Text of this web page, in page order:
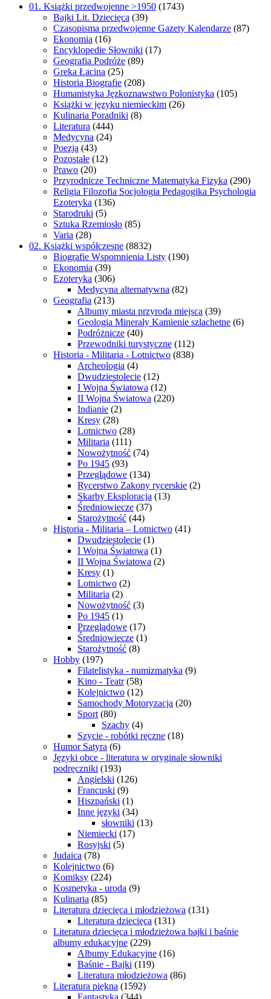
01. Książki przedwojenne >1950 (1743)
Bajki Lit. Dziecięca (39)
Czasopisma przedwojenne Gazety Kalendarze (87)
Ekonomia (16)
Encyklopedie Słowniki (17)
Geografia Podróże (89)
Greka Łacina (25)
Historia Biografie (208)
Humanistyka Jęzkoznawstwo Polonistyka (105)
Książki w języku niemieckim (26)
Kulinaria Poradniki (8)
Literatura (444)
Medycyna (24)
Poezja (43)
Pozostałe (12)
Prawo (20)
Przyrodnicze Techniczne Matematyka Fizyka (290)
Religia Filozofia Socjologia Pedagogika Psychologia
Ezoteryka (136)
Starodruki (5)
Sztuka Rzemiosło (85)
Varia (28)
02. Książki współczesne (8832)
Biografie Wspomnienia Listy (190)
Ekonomia (39)
Ezoteryka (306)
Medycyna alternatywna (82)
Geografia (213)
Albumy miasta przyroda miejsca (39)
Geologia Minerały Kamienie szlachetne (6)
Podróżnicze (40)
Przewodniki turystyczne (112)
Historia - Militaria - Lotnictwo (838)
Archeologia (4)
Dwudziestolecie (12)
I Wojna Światowa (12)
II Wojna Światowa (220)
Indianie (2)
Kresy (28)
Lotnictwo (28)
Militaria (111)
Nowożytność (74)
Po 1945 (93)
Przeglądowe (134)
Rycerstwo Zakony rycerskie (2)
Skarby Eksploracja (13)
Średniowiecze (37)
Starożytność (44)
Historia - Militaria – Lotnictwo (41)
Dwudziestolecie (1)
I Wojna Światowa (1)
II Wojna Światowa (2)
Kresy (1)
Lotnictwo (2)
Militaria (2)
Nowożytność (3)
Po 1945 (1)
Przeglądowe (17)
Średniowiecze (1)
Starożytność (8)
Hobby (197)
Filatelistyka - numizmatyka (9)
Kino - Teatr (58)
Kolejnictwo (12)
Samochody Motoryzacja (20)
Sport (80)
Szachy (4)
Szycie - robótki ręczne (18)
Humor Satyra (6)
Języki obce - literatura w oryginale słowniki
podręczniki (193)
Angielski (126)
Francuski (9)
Hiszpański (1)
Inne języki (34)
słowniki (13)
Niemiecki (17)
Rosyjski (5)
Judaica (78)
Kolejnictwo (6)
Komiksy (224)
Kosmetyka - uroda (9)
Kulinaria (85)
Literatura dziecięca i młodzieżowa (131)
Literatura dziecięca (131)
Literatura dziecięca i młodzieżowa bajki i baśnie
albumy edukacyjne (229)
Albumy Edukacyjne (16)
Baśnie - Bajki (119)
Literatura młodzieżowa (86)
Literatura piękna (1592)
Fantastyka (344)